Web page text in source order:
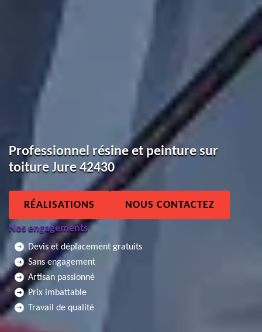
Professionnel résine et peinture sur
toiture Jure 42430
RÉALISATIONS NOUS CONTACTEZ
Nos engagements
Devis et déplacement gratuits
Sans engagement
Artisan passionné
Prix imbattable
Travail de qualité